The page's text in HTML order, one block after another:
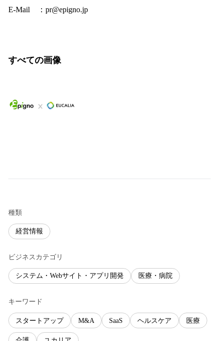
E-Mail ：pr@epigno.jp
すべての画像
種類
経営情報
ビジネスカテゴリ
システム・Webサイト・アプリ開発 医療・病院
キーワード
スタートアップ M&A SaaS ヘルスケア 医療